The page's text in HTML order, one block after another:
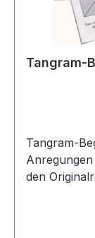
Tangram-
Tangram-Begleitheft Das
den